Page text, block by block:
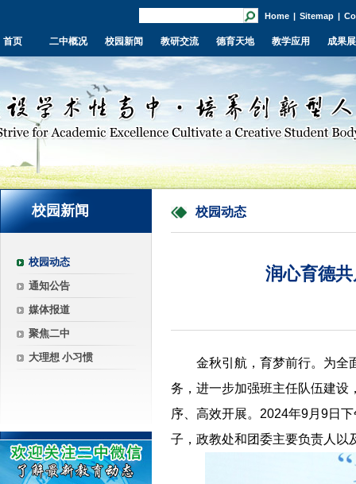
Home | Sitemap |
首页 二中概况 校园新闻 教研交流 德育天地 教学应用 成果
校园新闻
校园动态
通知公告
媒体报道
聚焦二中
大理想 小习惯
校园动态
润心育德
金秋引航，育梦前行。为全
务，进一步加强班主任队伍建设
序、高效开展。2024年9月9日
子，政教处和团委主要负责人以